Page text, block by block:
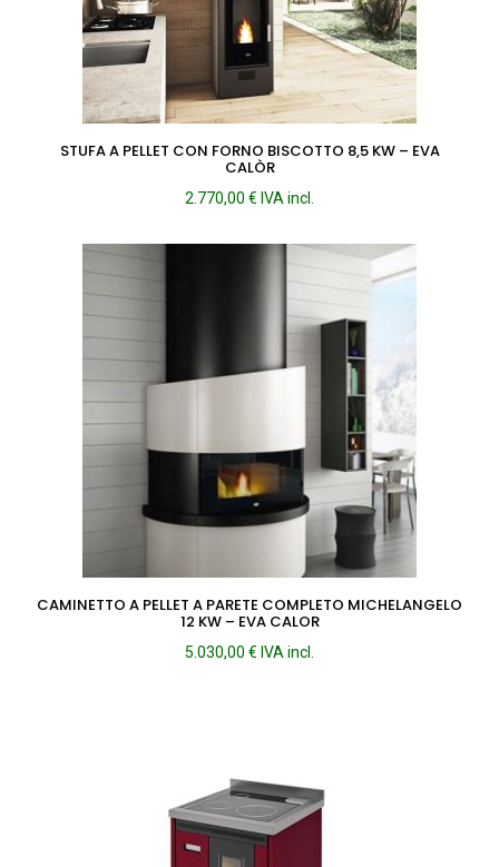
STUFA A PELLET CON FORNO BISCOTTO 8,5 KW – EVA
CALÒR
2.770,00 € IVA incl.
CAMINETTO A PELLET A PARETE COMPLETO MICHELANGELO
12 KW – EVA CALOR
5.030,00 € IVA incl.